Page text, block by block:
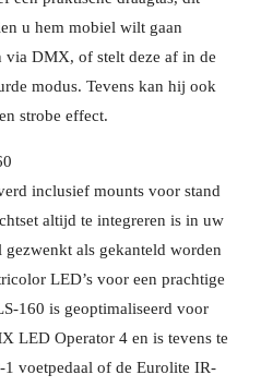
u hem mobiel wilt gaan
via DMX, of stelt deze af in de
modus. Tevens kan hij ook
strobe effect.
inclusief mounts voor stand
altijd te integreren is in uw
als gekanteld worden
LED’s voor een prachtige
160 is geoptimaliseerd voor
LED Operator 4 en is tevens te
voetpedaal of de Eurolite IR-